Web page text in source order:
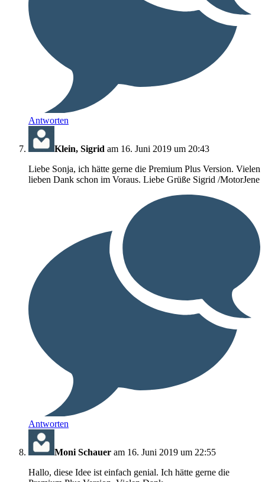
Antworten
Klein, Sigrid am 16. Juni 2019 um 20:43
Liebe Sonja, ich hätte gerne die Premium Plus Version. Vielen
lieben Dank schon im Voraus. Liebe Grüße Sigrid /MotorJene
Antworten
Moni Schauer am 16. Juni 2019 um 22:55
Hallo, diese Idee ist einfach genial. Ich hätte gerne die